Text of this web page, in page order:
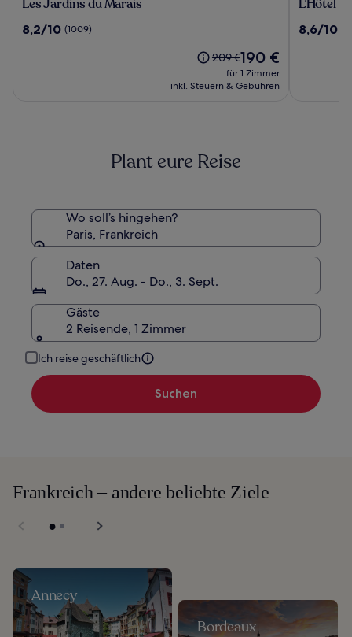
du
Les Jardins du Marais
8.2
8,2/10 (1009)
Der
alte
Preis
Informationen
zum
209 €Der
Preis
beträgt
190 €
für 1 Zimmer
inkl. Steuern & Gebühren
L’Hôtel
8.6
8,6/10
Plant eure Reise
Wo soll’s hingehen?
Paris, Frankreich
Daten
Do., 27. Aug. - Do., 3. Sept.
Gäste
2 Reisende, 1 Zimmer
Ich reise geschäftlich
Suchen
Frankreich – andere beliebte Ziele
Annecy
Bordeaux